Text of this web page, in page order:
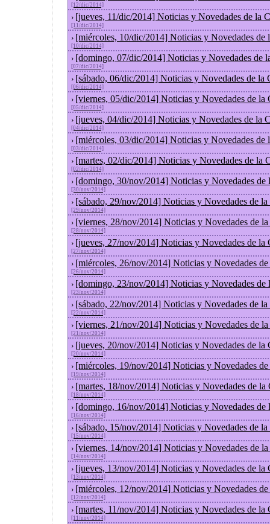
[12/dic/2014]
› [jueves, 11/dic/2014] Noticias y Novedades de la
[11/dic/2014]
› [miércoles, 10/dic/2014] Noticias y Novedades de
[10/dic/2014]
› [domingo, 07/dic/2014] Noticias y Novedades de
[07/dic/2014]
› [sábado, 06/dic/2014] Noticias y Novedades de la
[06/dic/2014]
› [viernes, 05/dic/2014] Noticias y Novedades de la
[05/dic/2014]
› [jueves, 04/dic/2014] Noticias y Novedades de la
[04/dic/2014]
› [miércoles, 03/dic/2014] Noticias y Novedades de
[03/dic/2014]
› [martes, 02/dic/2014] Noticias y Novedades de la
[02/dic/2014]
› [domingo, 30/nov/2014] Noticias y Novedades de
[30/nov/2014]
› [sábado, 29/nov/2014] Noticias y Novedades de
[29/nov/2014]
› [viernes, 28/nov/2014] Noticias y Novedades de
[28/nov/2014]
› [jueves, 27/nov/2014] Noticias y Novedades de la
[27/nov/2014]
› [miércoles, 26/nov/2014] Noticias y Novedades
[26/nov/2014]
› [domingo, 23/nov/2014] Noticias y Novedades de
[23/nov/2014]
› [sábado, 22/nov/2014] Noticias y Novedades de
[22/nov/2014]
› [viernes, 21/nov/2014] Noticias y Novedades de
[21/nov/2014]
› [jueves, 20/nov/2014] Noticias y Novedades de la
[20/nov/2014]
› [miércoles, 19/nov/2014] Noticias y Novedades
[19/nov/2014]
› [martes, 18/nov/2014] Noticias y Novedades de la
[18/nov/2014]
› [domingo, 16/nov/2014] Noticias y Novedades de
[16/nov/2014]
› [sábado, 15/nov/2014] Noticias y Novedades de
[15/nov/2014]
› [viernes, 14/nov/2014] Noticias y Novedades de
[14/nov/2014]
› [jueves, 13/nov/2014] Noticias y Novedades de la
[13/nov/2014]
› [miércoles, 12/nov/2014] Noticias y Novedades
[12/nov/2014]
› [martes, 11/nov/2014] Noticias y Novedades de la
[11/nov/2014]